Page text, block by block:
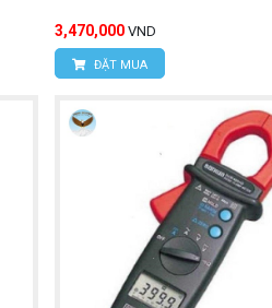
năng và cách sử dụng của
cao áp.
viên làm việc với các hệ thống
chúng tôi:
3,470,000 VND
ĐẶT MUA